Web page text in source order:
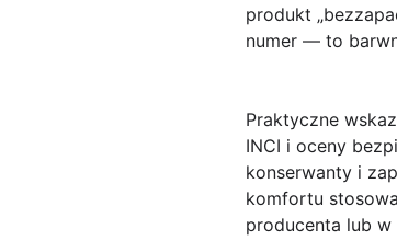
produkt
numer — to
Praktyczne
INCI i oceny
konserwanty i
komfortu
producenta lub w